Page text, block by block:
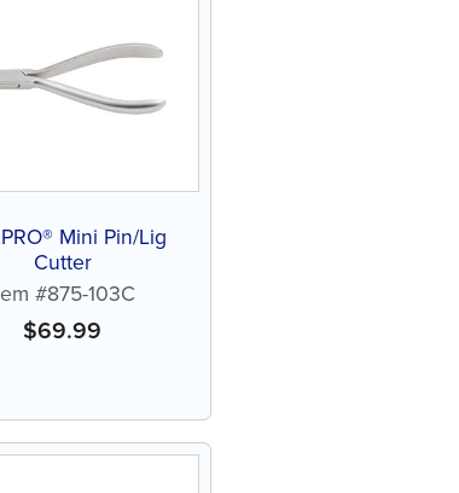
Mini Pin/Lig
Cutter
#875-103C
$69.99